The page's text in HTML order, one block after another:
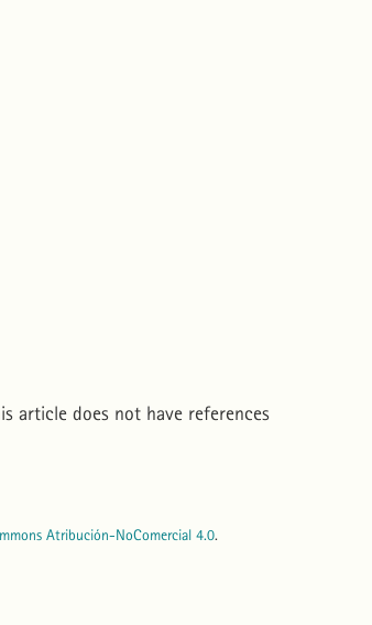
article does not have references
Atribución-NoComercial 4.0.